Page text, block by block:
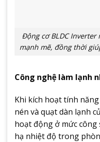
Động cơ BLDC
mạnh mẽ, đồng thời
Công nghệ làm lạnh
Khi kích hoạt tính
nén và quạt dàn lạnh
hoạt động ở mức
hạ nhiệt độ trong